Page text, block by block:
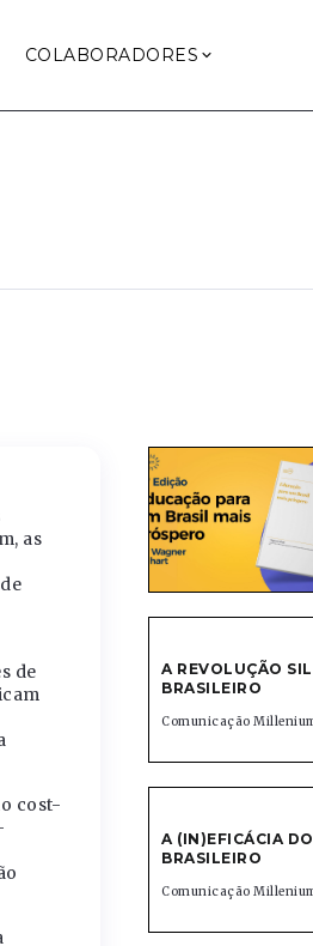
COLABORADORES
as
de
cost-
A REVOLUÇÃO
BRASILEIRO
Comunicação
A (IN)EFICÁCIA
BRASILEIRO
Comunicação